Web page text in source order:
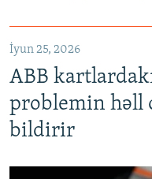
720p
İyun 25, 2026
ABB
problemin həll
bildirir